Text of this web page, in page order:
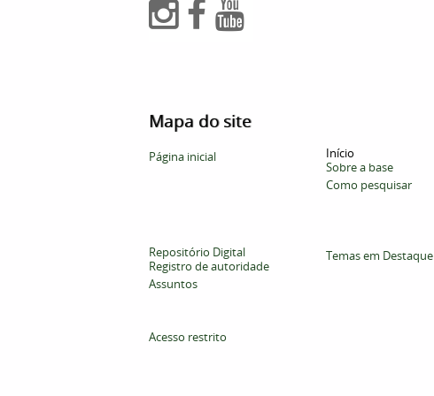
Mapa do site
Página inicial
Início
Sobre a base
Como pesquisar
Repositório Digital
Registro de autoridade
Assuntos
Temas em Destaque
Acesso restrito